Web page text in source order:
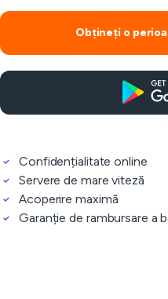
Obțineți o
Confidențialitate online
Servere de mare viteză
Acoperire maximă
Garanție de rambursare a